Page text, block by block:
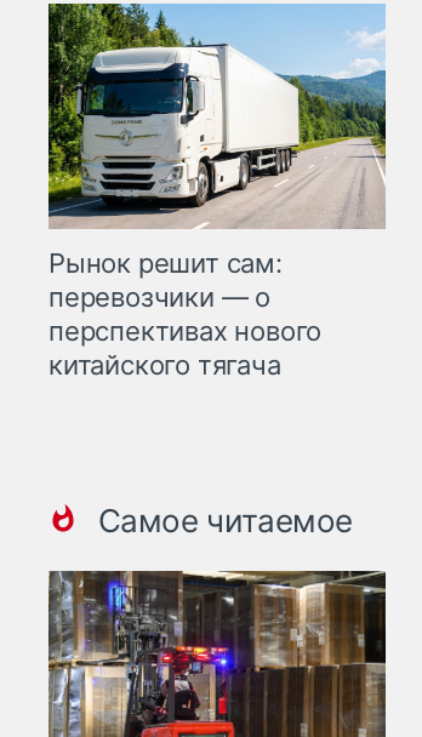
Рынок решит сам:
перевозчики — о
перспективах нового
китайского тягача
Самое читаемое